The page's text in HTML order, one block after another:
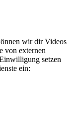
wir dir Videos
von externen
setzen
ein: